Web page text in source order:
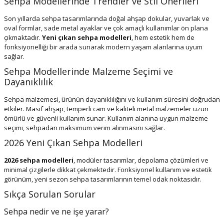
Son yıllarda sehpa tasarımlarında doğal ahşap dokular, yuvarlak ve
oval formlar, sade metal ayaklar ve çok amaçlı kullanımlar ön plana
çıkmaktadır. Yeni çıkan sehpa modelleri, hem estetik hem de
fonksiyonelliği bir arada sunarak modern yaşam alanlarına uyum
sağlar.
Sehpa Modellerinde Malzeme Seçimi ve
Dayanıklılık
Sehpa malzemesi, ürünün dayanıklılığını ve kullanım süresini doğrudan
etkiler. Masif ahşap, temperli cam ve kaliteli metal malzemeler uzun
ömürlü ve güvenli kullanım sunar. Kullanım alanına uygun malzeme
seçimi, sehpadan maksimum verim alınmasını sağlar.
2026 Yeni Çıkan Sehpa Modelleri
2026 sehpa modelleri, modüler tasarımlar, depolama çözümleri ve
minimal çizgilerle dikkat çekmektedir. Fonksiyonel kullanım ve estetik
görünüm, yeni sezon sehpa tasarımlarının temel odak noktasıdır.
Sıkça Sorulan Sorular
Sehpa nedir ve ne işe yarar?